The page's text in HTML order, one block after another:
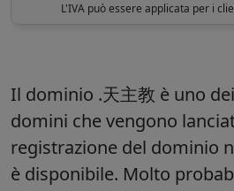
L'IVA può essere applicata per i
Il dominio .天主教 è uno
domini che vengono
registrazione del dominio
è disponibile. Molto